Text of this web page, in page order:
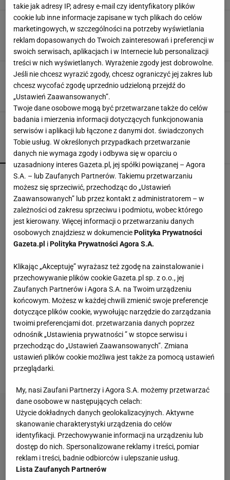
Modne żaluzje do mieszkania. Drewniane,
bambusowe a może plisowane?
KUCHNIA OKNO ROLETY SALON
Nowoczesne rolety we wzory idealne na każdą
porę roku [przegląd wzorów]
ARANŻACJA MIESZKANIE
POPULARNE NAJNOWSZE
Kompaktowa bieżnia do małego mieszkania.
Ten sprzęt mieści się pod łóżko
Kochały je nasze babcie. Garnki żeliwne są
niezastąpione w letniej i jesiennej kuchni
Nie czekaj, aż będzie za późno. To może
oznaczać, że szkoła przestała służyć dziecku
MATERIAŁ PROMOCYJNY
Vintage gramofony wracają do łask. Polacy na
nowo pokochali vinyle
Trymer czy golarka, a może jednorazówka?
Jedno urządzenie rzadko wystarcza
takie jak adresy IP, adresy e-mail czy identyfikatory plików
cookie lub inne informacje zapisane w tych plikach do celów
marketingowych, w szczególności na potrzeby wyświetlania
reklam dopasowanych do Twoich zainteresowań i preferencji w
swoich serwisach, aplikacjach i w Internecie lub personalizacji
treści w nich wyświetlanych. Wyrażenie zgody jest dobrowolne.
Jeśli nie chcesz wyrazić zgody, chcesz ograniczyć jej zakres lub
chcesz wycofać zgodę uprzednio udzieloną przejdź do
„Ustawień Zaawansowanych”.
Twoje dane osobowe mogą być przetwarzane także do celów
badania i mierzenia informacji dotyczących funkcjonowania
serwisów i aplikacji lub łączone z danymi dot. świadczonych
Tobie usług. W określonych przypadkach przetwarzanie
danych nie wymaga zgody i odbywa się w oparciu o
uzasadniony interes Gazeta.pl, jej spółki powiązanej – Agora
S.A. – lub Zaufanych Partnerów. Takiemu przetwarzaniu
możesz się sprzeciwić, przechodząc do „Ustawień
Zaawansowanych” lub przez kontakt z administratorem – w
zależności od zakresu sprzeciwu i podmiotu, wobec którego
jest kierowany. Więcej informacji o przetwarzaniu danych
osobowych znajdziesz w dokumenciePolityka Prywatności
Gazeta.pl iPolityka Prywatności Agora S.A.
Klikając „Akceptuję” wyrażasz też zgodę na zainstalowanie i
przechowywanie plików cookie Gazeta.pl sp. z o.o., jej
Zaufanych Partnerów i Agora S.A. na Twoim urządzeniu
końcowym. Możesz w każdej chwili zmienić swoje preferencje
dotyczące plików cookie, wywołując narzędzie do zarządzania
twoimi preferencjami dot. przetwarzania danych poprzez
odnośnik „Ustawienia prywatności ” w stopce serwisu i
przechodząc do „Ustawień Zaawansowanych”. Zmiana
ustawień plików cookie możliwa jest także za pomocą ustawień
przeglądarki.
My, nasi Zaufani Partnerzy i Agora S.A. możemy przetwarzać
dane osobowe w następujących celach:
Użycie dokładnych danych geolokalizacyjnych. Aktywne
skanowanie charakterystyki urządzenia do celów
identyfikacji. Przechowywanie informacji na urządzeniu lub
dostęp do nich. Spersonalizowane reklamy i treści, pomiar
reklam i treści, badnie odbiorców i ulepszanie usług.
Lista Zaufanych Partnerów